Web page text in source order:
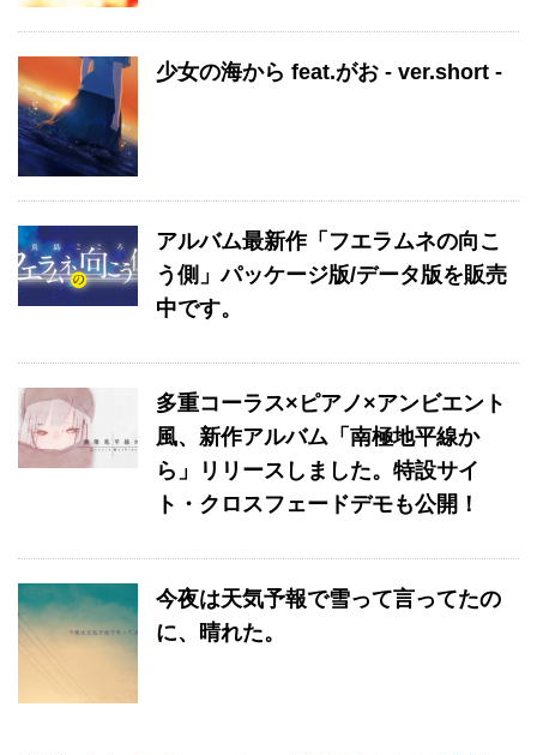
少女の海から feat.がお - ver.short -
アルバム最新作「フエラムネの向こ
う側」パッケージ版/データ版を販売
中です。
多重コーラス×ピアノ×アンビエント
風、新作アルバム「南極地平線か
ら」リリースしました。特設サイ
ト・クロスフェードデモも公開！
今夜は天気予報で雪って言ってたの
に、晴れた。